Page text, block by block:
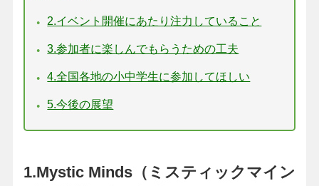
2.イベント開催にあたり注力していること
3.参加者に楽しんでもらうための工夫
4.全国各地の小中学生に参加してほしい
5.今後の展望
1.Mystic Minds（ミスティックマイン